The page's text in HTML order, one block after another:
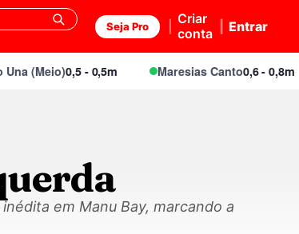
Seja Pro
Criar
conta
Entrar
0,5 - 0,5m Maresias Canto0,6 - 0,8m
em Manu Bay, marcando a